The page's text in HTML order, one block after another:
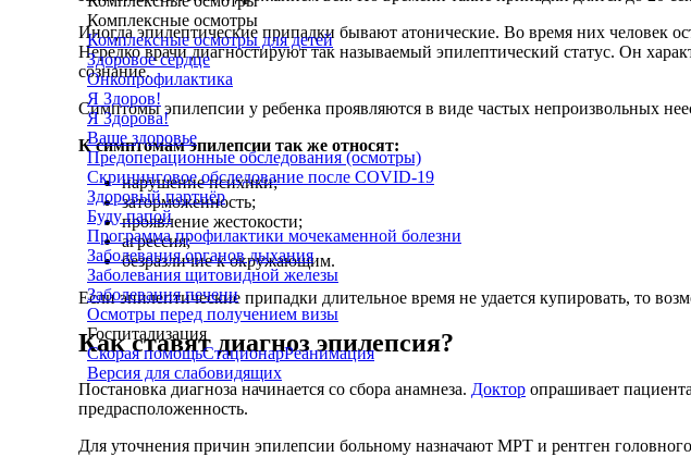
Комплексные осмотры
Комплексные осмотры для детей
Здоровое сердце
Онкопрофилактика
Я Здоров!
Я Здорова!
Ваше здоровье
Предоперационные обследования (осмотры)
Скрининговое обследование после COVID-19
Здоровый партнёр
Буду папой
Программа профилактики мочекаменной болезни
Заболевания органов дыхания
Заболевания щитовидной железы
Заболевания печени
Осмотры перед получением визы
Госпитализация
Скорая помощьСтационарРеанимация
Версия для слабовидящих
Иногда эпилептические припадки бывают атонические. Во время них человек
Нередко врачи диагностируют так называемый эпилептический статус. Он
сознание.
Симптомы эпилепсии у ребенка проявляются в виде частых непроизвольных
К симптомам эпилепсии так же относят:
нарушение психики;
заторможенность;
проявление жестокости;
агрессия;
безразличие к окружающим.
Если эпилептические припадки длительное время не удается купировать, то
Как ставят диагноз эпилепсия?
Постановка диагноза начинается со сбора анамнеза. Доктор опрашивает
предрасположенность.
Для уточнения причин эпилепсии больному назначают МРТ и рентген